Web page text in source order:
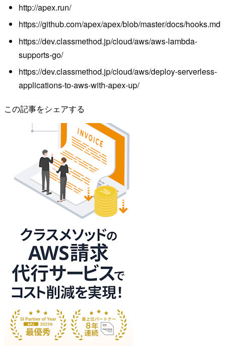
http://apex.run/
https://github.com/apex/apex/blob/master/docs/hooks.md
https://dev.classmethod.jp/cloud/aws/aws-lambda-
supports-go/
https://dev.classmethod.jp/cloud/aws/deploy-serverless-
applications-to-aws-with-apex-up/
この記事をシェアする